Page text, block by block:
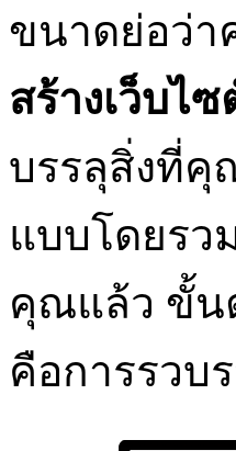
ขนาดย่อว่า
สร้างเว็บไซ
บรรลุสิ่งที่คุ
แบบโดยรว
คุณแล้ว ขั้น
คือการรวบ